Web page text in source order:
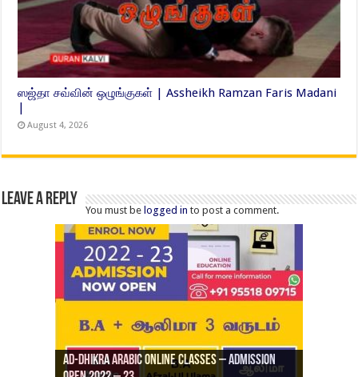
ஸஜ்தா சவ்வின் ஒழுங்குகள் | Assheikh Ramzan Faris Madani
|
August 4, 2026
Leave a Reply
You must be logged in to post a comment.
Ad-Dhikra Arabic Online Classes – Admission
ரியாத் ஜும்ஆ தமிழாக்கம், Jamia Al Hajiri